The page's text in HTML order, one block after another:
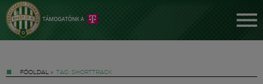
FŐOLDAL » TAG: SHORTTRACK